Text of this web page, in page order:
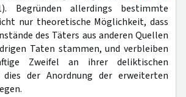
Begründen allerdings bestimmte
nur theoretische Möglichkeit, dass
des Täters aus anderen Quellen
Taten stammen, und verbleiben
Zweifel an ihrer deliktischen
der Anordnung der erweiterten